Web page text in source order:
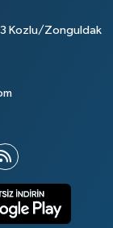
Kozlu/Zonguldak